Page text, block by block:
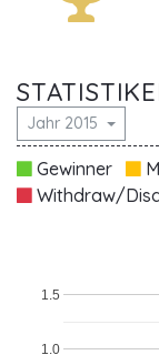
Jahr 2015
Gewinner
Withdraw/
1.0
1.5